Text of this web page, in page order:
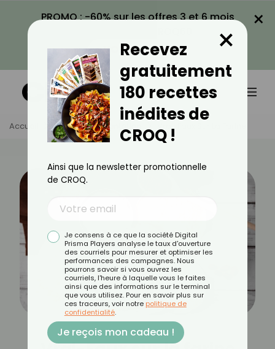
PROMO : -60% sur les offres 3 et 6 mois
VOIR LA PROMO
×
Accueil Actus Alimentation Vrai-Faux Sur La Farine
Recevez
gratuitement
180 recettes
inédites de
CROQ !
×
Ainsi que la newsletter promotionnelle
de CROQ.
Je consens à ce que la société Digital
Prisma Players analyse le taux d'ouverture
des courriels pour mesurer et optimiser les
performances des campagnes. Nous
pourrons savoir si vous ouvrez les
courriels, l'heure à laquelle vous le faites
ainsi que des informations sur le terminal
que vous utilisez. Pour en savoir plus sur
ces traceurs, voir notre politique de
confidentialité.
Je reçois mon cadeau !